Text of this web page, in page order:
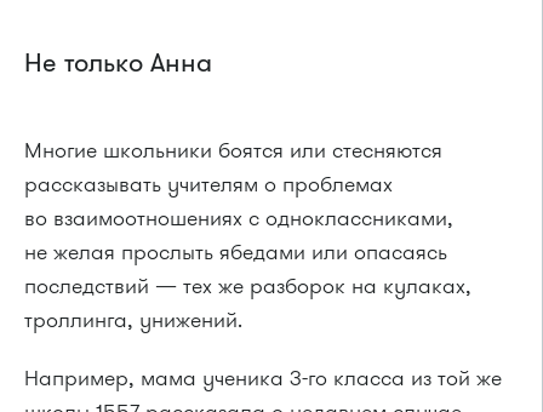
Не только Анна
Многие школьники боятся или стесняются
рассказывать учителям о проблемах
во взаимоотношениях с одноклассниками,
не желая прослыть ябедами или опасаясь
последствий — тех же разборок на кулаках,
троллинга, унижений.
Например, мама ученика 3-го класса из той же